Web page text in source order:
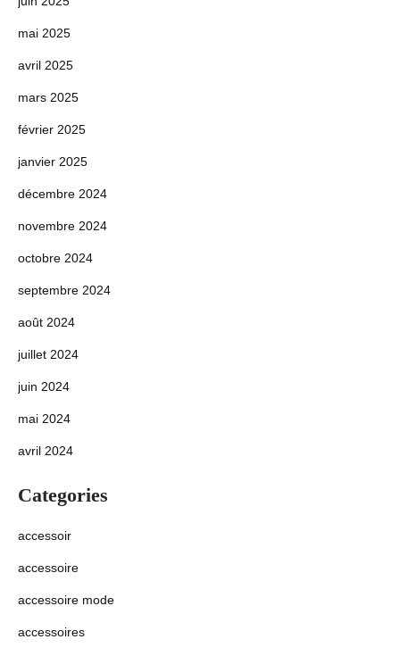
mai 2025
avril 2025
mars 2025
février 2025
janvier 2025
décembre 2024
novembre 2024
octobre 2024
septembre 2024
août 2024
juillet 2024
juin 2024
mai 2024
avril 2024
Categories
accessoir
accessoire
accessoire mode
accessoires